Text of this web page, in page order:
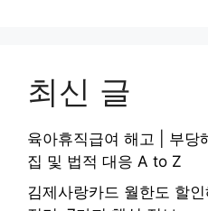
최신 글
육아휴직급여 해고 | 부당
집 및 법적 대응 A to Z
김제사랑카드 월한도 할